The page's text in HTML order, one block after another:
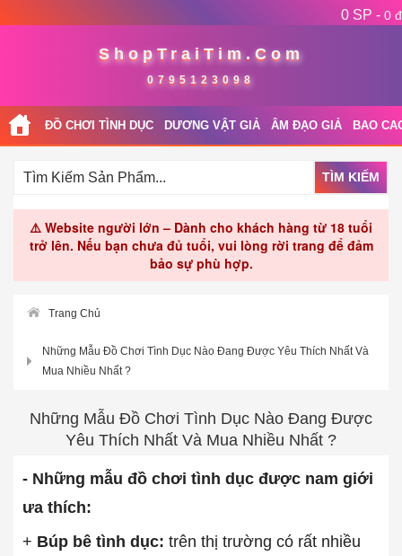
0 SP - 0 đ
ShopTraiTim.Com
0795123098
ĐỒ CHƠI TÌNH DỤC DƯƠNG VẬT GIẢ ÂM ĐẠO GIẢ BAO
TÌM KIẾM
⚠️ Website người lớn – Dành cho khách hàng từ 18 tuổi
trở lên. Nếu bạn chưa đủ tuổi, vui lòng rời trang để đảm
bảo sự phù hợp.
Trang Chủ
Những Mẫu Đồ Chơi Tình Dục Nào Đang Được Yêu Thích Nhất Và
Mua Nhiều Nhất ?
Những Mẫu Đồ Chơi Tình Dục Nào Đang Được
Yêu Thích Nhất Và Mua Nhiều Nhất ?
- Những mẫu đồ chơi tình dục được nam giới
ưa thích:
+ Búp bê tình dục: trên thị trường có rất nhiều